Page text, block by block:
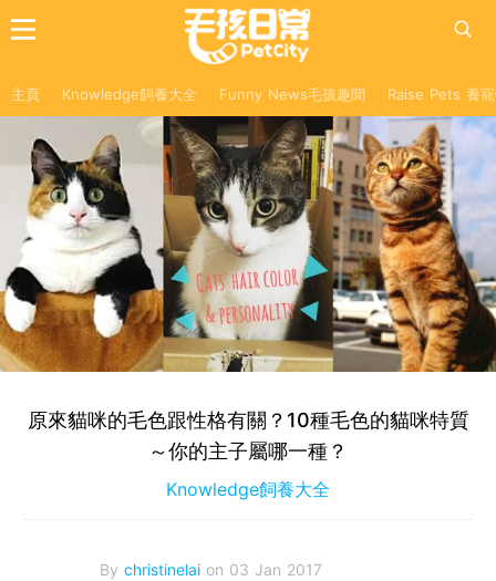
主頁 Knowledge飼養大全 Funny News毛孩趣聞 Raise Pets 養
原來貓咪的毛色跟性格有關？10種毛色的貓咪特質
～你的主子屬哪一種？
Knowledge飼養大全
By christinelai on 03 Jan 2017